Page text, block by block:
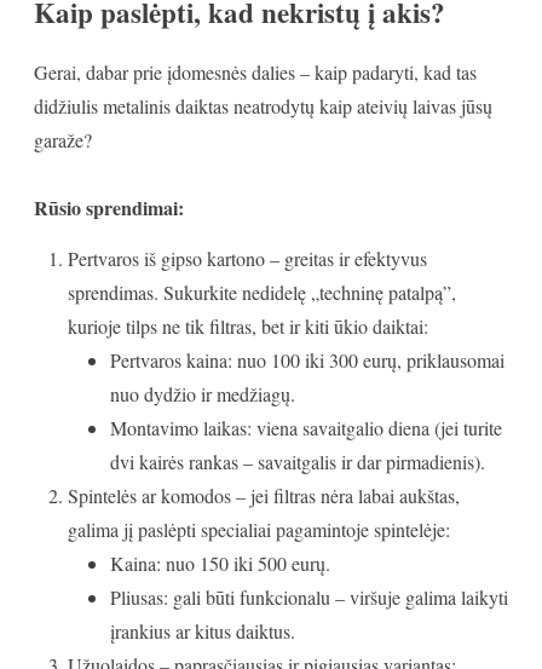
Kaip paslėpti, kad nekristų į akis?
Gerai, dabar prie įdomesnės dalies – kaip padaryti, kad tas
didžiulis metalinis daiktas neatrodytų kaip ateivių laivas jūsų
garaže?
Rūsio sprendimai:
Pertvaros iš gipso kartono – greitas ir efektyvus
sprendimas. Sukurkite nedidelę „techninę patalpą”,
kurioje tilps ne tik filtras, bet ir kiti ūkio daiktai:
Pertvaros kaina: nuo 100 iki 300 eurų, priklausomai
nuo dydžio ir medžiagų.
Montavimo laikas: viena savaitgalio diena (jei turite
dvi kairės rankas – savaitgalis ir dar pirmadienis).
Spintelės ar komodos – jei filtras nėra labai aukštas,
galima jį paslėpti specialiai pagamintoje spintelėje:
Kaina: nuo 150 iki 500 eurų.
Pliusas: gali būti funkcionalu – viršuje galima laikyti
įrankius ar kitus daiktus.